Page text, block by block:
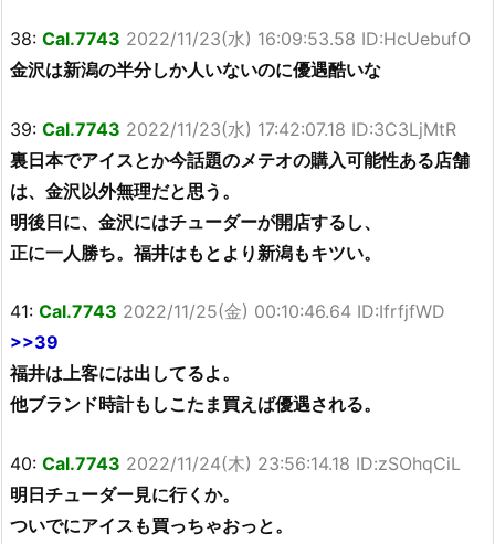
38: Cal.7743 2022/11/23(水) 16:09:53.58 ID:HcUebufO
金沢は新潟の半分しか人いないのに優遇酷いな
39: Cal.7743 2022/11/23(水) 17:42:07.18 ID:3C3LjMtR
裏日本でアイスとか今話題のメテオの購入可能性ある店舗
は、金沢以外無理だと思う。
明後日に、金沢にはチューダーが開店するし、
正に一人勝ち。福井はもとより新潟もキツい。
41: Cal.7743 2022/11/25(金) 00:10:46.64 ID:IfrfjfWD
>>39
福井は上客には出してるよ。
他ブランド時計もしこたま買えば優遇される。
40: Cal.7743 2022/11/24(木) 23:56:14.18 ID:zSOhqCiL
明日チューダー見に行くか。
ついでにアイスも買っちゃおっと。